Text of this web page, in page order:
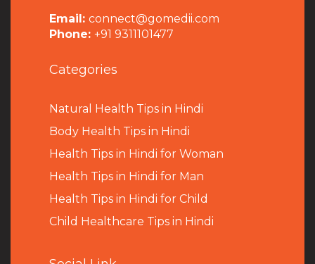
Email: connect@gomedii.com
Phone: +91 9311101477
Categories
Natural Health Tips in Hindi
Body Health Tips in Hindi
Health Tips in Hindi for Woman
Health Tips in Hindi for Man
Health Tips in Hindi for Child
Child Healthcare Tips in Hindi